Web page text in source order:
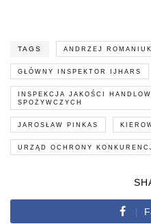
TAGS ANDRZEJ ROMANIUK
GŁÓWNY INSPEKTOR IJHARS
INSPEKCJA JAKOŚCI
SPOŻYWCZYCH
JAROSŁAW PINKAS
URZĄD OCHRONY